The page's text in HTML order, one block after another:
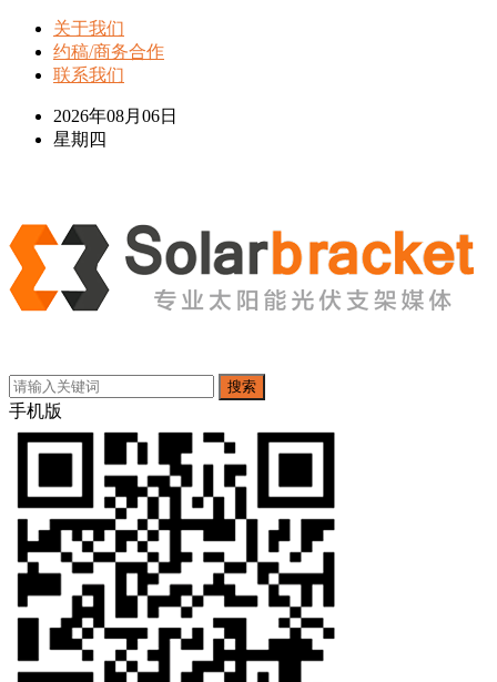
关于我们
约稿/商务合作
联系我们
2026年08月06日
星期四
搜索
手机版